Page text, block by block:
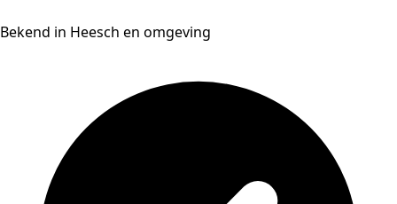
Bekend in Heesch en omgeving